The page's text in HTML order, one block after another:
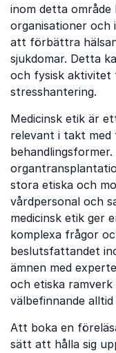
inom detta
organisationer
att förbättra
sjukdomar. Detta
och fysisk aktivitet
stresshantering.
Medicinsk etik är
relevant i takt med
stora etiska och
vårdpersonal och
medicinsk etik ger
komplexa frågor
beslutsfattandet
ämnen med
och etiska
välbefinnande
Att boka en
sätt att hålla sig